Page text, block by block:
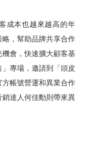
成本也越來越高的年
，幫助品牌共享合作
會，快速擴大顧客基
專場，邀請到「頭皮
帳號營運和異業合作
達人何佳勳則帶來異